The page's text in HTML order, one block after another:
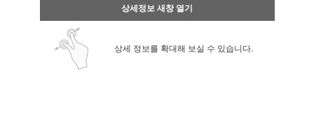
상세정보 새창 열기
상세 정보를 확대해 보실 수 있습니다.